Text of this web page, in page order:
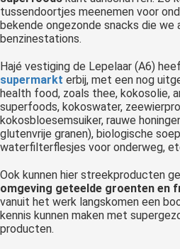
tussendoortjes meenemen voor
bekende ongezonde snacks die we
benzinestations.
Hajé vestiging de Lepelaar (A6)
supermarkt erbij, met een nog
health food, zoals thee, kokosolie,
superfoods, kokoswater,
kokosbloesemsuiker, rauwe
glutenvrije granen), biologische
waterfilterflesjes voor onderweg,
Ook kunnen hier streekproducten
omgeving geteelde groenten en
vanuit het werk langskomen een
kennis kunnen maken met
producten.